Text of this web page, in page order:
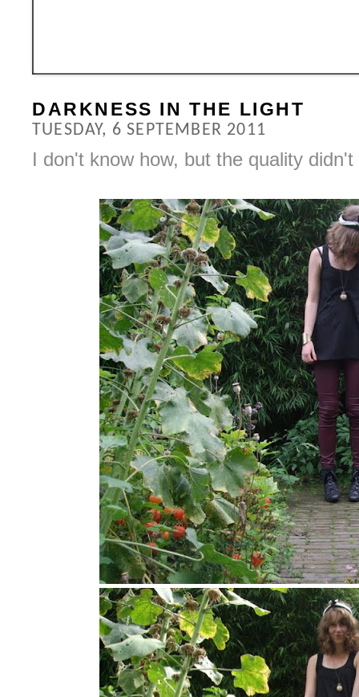
DARKNESS IN THE LIGHT
TUESDAY, 6 SEPTEMBER 2011
I don't know how, but the quality